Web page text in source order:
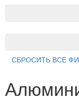
СБРОСИТЬ ВСЕ